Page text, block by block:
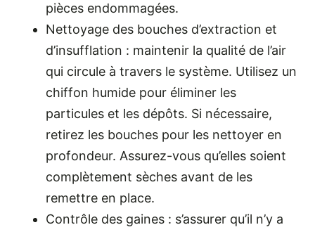
pièces endommagées.
Nettoyage des bouches d’extraction et
d’insufflation : maintenir la qualité de l’air
qui circule à travers le système. Utilisez un
chiffon humide pour éliminer les
particules et les dépôts. Si nécessaire,
retirez les bouches pour les nettoyer en
profondeur. Assurez-vous qu’elles soient
complètement sèches avant de les
remettre en place.
Contrôle des gaines : s’assurer qu’il n’y a